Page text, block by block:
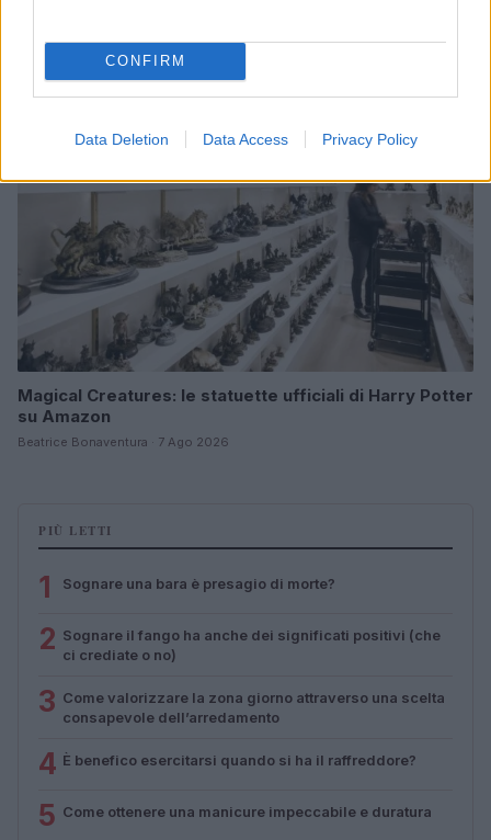
CONFIRM
Data Deletion Data Access Privacy Policy
Cristian Castiglioni · 7 Ago 2026
Magical Creatures: le statuette ufficiali di Harry Potter
su Amazon
Beatrice Bonaventura · 7 Ago 2026
PIÙ LETTI
1 Sognare una bara è presagio di morte?
2 Sognare il fango ha anche dei significati positivi (che
ci crediate o no)
3 Come valorizzare la zona giorno attraverso una scelta
consapevole dell’arredamento
4 È benefico esercitarsi quando si ha il raffreddore?
5 Come ottenere una manicure impeccabile e duratura